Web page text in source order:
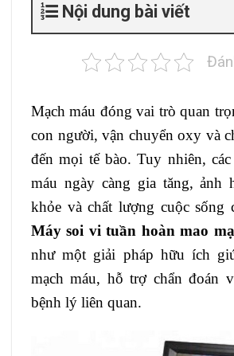
Nội dung bài viết
Mạch máu đóng vai trò quan
con người, vận chuyển oxy và
đến mọi tế bào. Tuy nhiên,
máu ngày càng gia tăng, ảnh
khỏe và chất lượng cuộc sống
Máy soi vi tuần hoàn mao
như một giải pháp hữu ích
mạch máu, hỗ trợ chẩn đoán
bệnh lý liên quan.